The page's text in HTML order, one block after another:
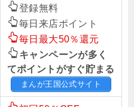
登録無料
毎日来店ポイント
毎日最大50％還元
キャンペーンが多く
てポイントがすぐ貯まる
まんが王国公式サイト